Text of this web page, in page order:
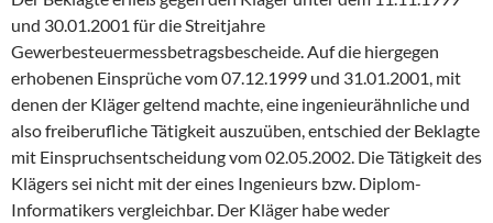
und 30.01.2001 für die Streitjahre
Gewerbesteuermessbetragsbescheide. Auf die hiergegen
erhobenen Einsprüche vom 07.12.1999 und 31.01.2001, mit
denen der Kläger geltend machte, eine ingenieurähnliche und
also freiberufliche Tätigkeit auszuüben, entschied der Beklagte
mit Einspruchsentscheidung vom 02.05.2002. Die Tätigkeit des
Klägers sei nicht mit der eines Ingenieurs bzw. Diplom-
Informatikers vergleichbar. Der Kläger habe weder